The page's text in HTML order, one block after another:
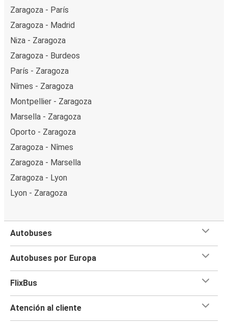
Zaragoza - París
Zaragoza - Madrid
Niza - Zaragoza
Zaragoza - Burdeos
París - Zaragoza
Nîmes - Zaragoza
Montpellier - Zaragoza
Marsella - Zaragoza
Oporto - Zaragoza
Zaragoza - Nîmes
Zaragoza - Marsella
Zaragoza - Lyon
Lyon - Zaragoza
Autobuses
Autobuses por Europa
FlixBus
Atención al cliente